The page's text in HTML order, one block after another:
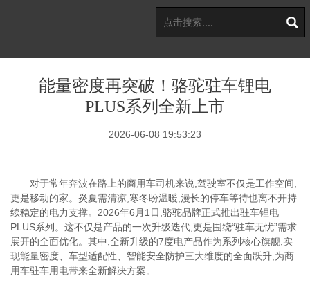
能量密度再突破！骆驼驻车锂电
PLUS系列全新上市
2026-06-08 19:53:23
对于常年奔波在路上的商用车司机来说,驾驶室不仅是工作空间,
更是移动的家。炎夏需清凉,寒冬盼温暖,漫长的停车等待也离不开持
续稳定的电力支撑。2026年6月1日,骆驼品牌正式推出驻车锂电
PLUS系列。这不仅是产品的一次升级迭代,更是围绕“驻车无忧”需求
展开的全面优化。其中,全新升级的7度电产品作为系列核心旗舰,实
现能量密度、车型适配性、智能安全防护三大维度的全面跃升,为商
用车驻车用电带来全新解决方案。